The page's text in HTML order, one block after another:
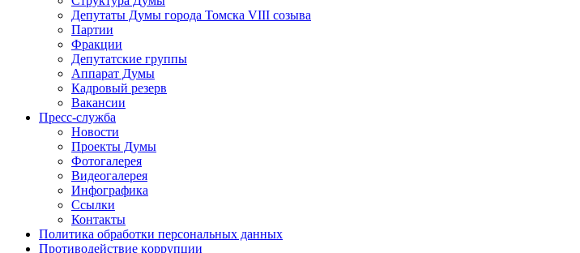
Депутаты Думы города Томска VIII созыва
Партии
Фракции
Депутатские группы
Аппарат Думы
Кадровый резерв
Вакансии
Пресс-служба
Новости
Проекты Думы
Фотогалерея
Видеогалерея
Инфографика
Ссылки
Контакты
Политика обработки персональных данных
Прoтивoдeйствие кoрpупции